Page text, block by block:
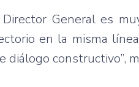
General es
en la misma
constructivo”,